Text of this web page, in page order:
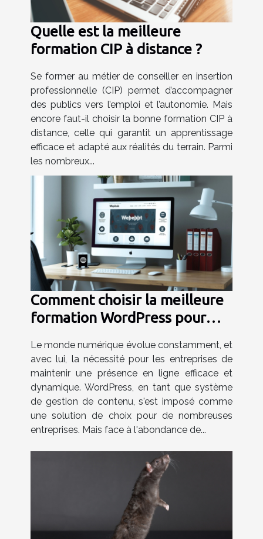
Quelle est la meilleure
formation CIP à distance ?
Se former au métier de conseiller en insertion
professionnelle (CIP) permet d’accompagner
des publics vers l’emploi et l’autonomie. Mais
encore faut-il choisir la bonne formation CIP à
distance, celle qui garantit un apprentissage
efficace et adapté aux réalités du terrain. Parmi
les nombreux...
Comment choisir la meilleure
formation WordPress pour
Le monde numérique évolue constamment, et
avec lui, la nécessité pour les entreprises de
maintenir une présence en ligne efficace et
dynamique. WordPress, en tant que système
de gestion de contenu, s'est imposé comme
une solution de choix pour de nombreuses
entreprises. Mais face à l'abondance de...